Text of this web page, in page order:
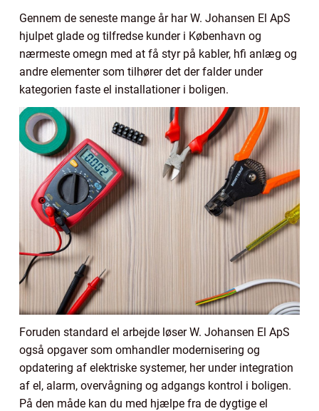
Gennem de seneste mange år har W. Johansen El ApS
hjulpet glade og tilfredse kunder i København og
nærmeste omegn med at få styr på kabler, hfi anlæg og
andre elementer som tilhører det der falder under
kategorien faste el installationer i boligen.
Foruden standard el arbejde løser W. Johansen El ApS
også opgaver som omhandler modernisering og
opdatering af elektriske systemer, her under integration
af el, alarm, overvågning og adgangs kontrol i boligen.
På den måde kan du med hjælpe fra de dygtige el